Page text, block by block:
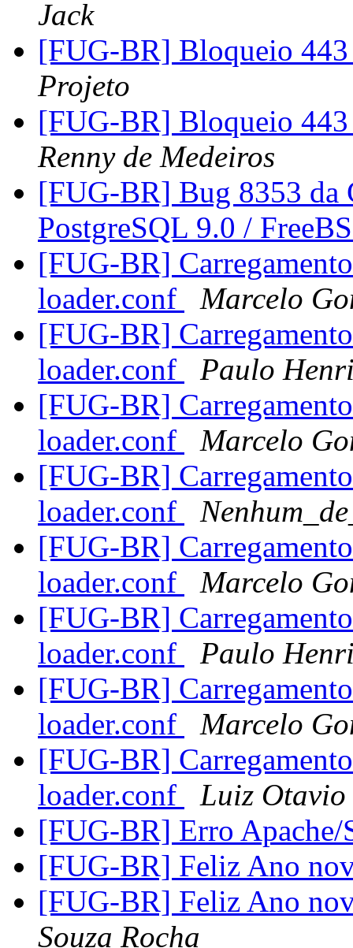
Jack
[FUG-BR] Bloqueio 443
Projeto
[FUG-BR] Bloqueio 443
Renny de Medeiros
[FUG-BR] Bug 8353 da
PostgreSQL 9.0 /
[FUG-BR]
loader.conf
Marcelo
[FUG-BR]
loader.conf
Paulo
[FUG-BR]
loader.conf
Marcelo
[FUG-BR]
loader.conf
[FUG-BR]
loader.conf
Marcelo
[FUG-BR]
loader.conf
Paulo
[FUG-BR]
loader.conf
Marcelo
[FUG-BR]
loader.conf
Luiz Otavio
[FUG-BR] Erro
[FUG-BR] Feliz Ano
[FUG-BR] Feliz Ano
Souza Rocha